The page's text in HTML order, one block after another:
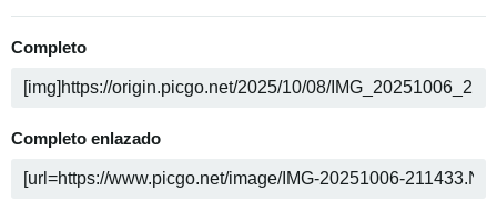
Completo
Completo enlazado